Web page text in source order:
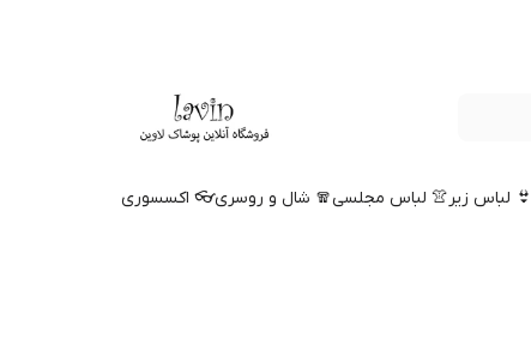
👙 لباس زیر👚 لباس مجلسی🧣 شال و روسری👓 اکسسوری